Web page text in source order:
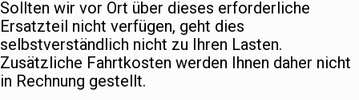
Sollten wir vor Ort über dieses erforderliche
Ersatzteil nicht verfügen, geht dies
selbstverständlich nicht zu Ihren Lasten.
Zusätzliche Fahrtkosten werden Ihnen daher nicht
in Rechnung gestellt.